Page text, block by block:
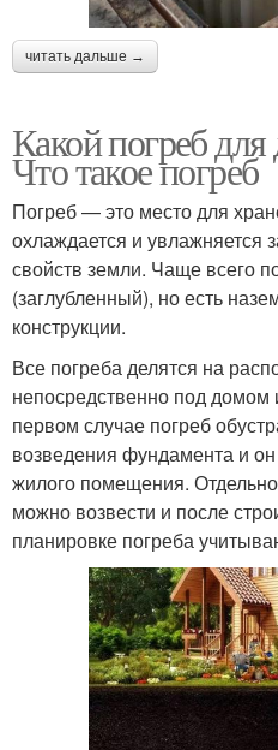
читать дальше →
Какой погреб
Что такое погреб
Погреб — это место для
охлаждается и увлажняется
свойств земли. Чаще всего
(заглубленный), но есть
конструкции.
Все погреба делятся на
непосредственно под домом
первом случае погреб
возведения фундамента и
жилого помещения.
можно возвести и после
планировке погреба